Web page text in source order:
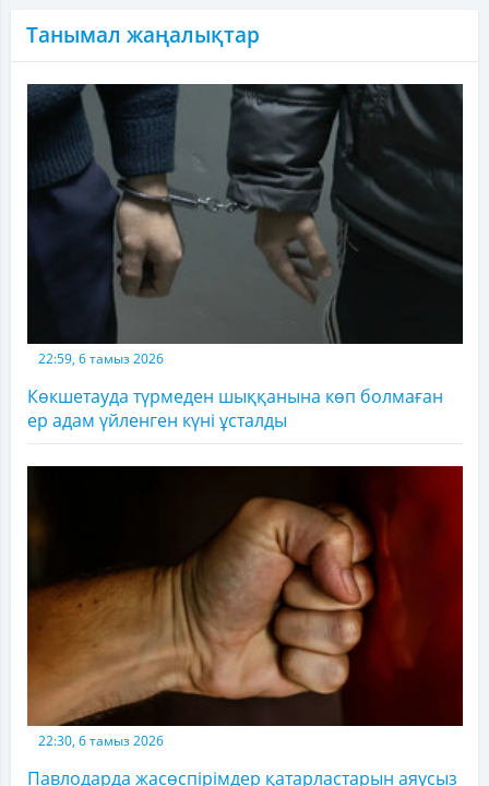
Танымал жаңалықтар
22:59, 6 тамыз 2026
Көкшетауда түрмеден шыққанына көп болмаған
ер адам үйленген күні ұсталды
22:30, 6 тамыз 2026
Павлодарда жасөспірімдер қатарластарын аяусыз